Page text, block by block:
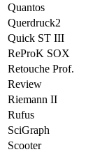
Quantos
Querdruck2
Quick ST III
ReProK SOX
Retouche Prof.
Review
Riemann II
Rufus
SciGraph
Scooter